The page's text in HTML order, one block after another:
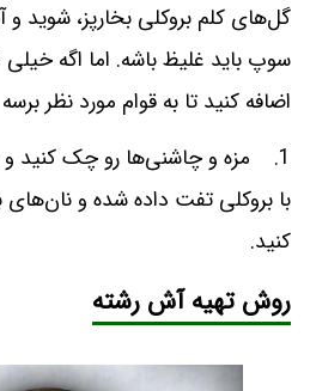
گل‌های کلم بروکلی بخارپز، شوید و
سوپ باید غلیظ باشه. اما اگه
اضافه کنید تا به قوام مورد نظر برسه
1. مزه و چاشنی‌ها رو چک کنید
با بروکلی تفت داده شده و نان‌های
کنید.
روش تهیه آش رشته